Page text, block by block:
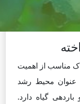
مناسب از اهمیت
عنوان محیط رشد
گیاه دارد.